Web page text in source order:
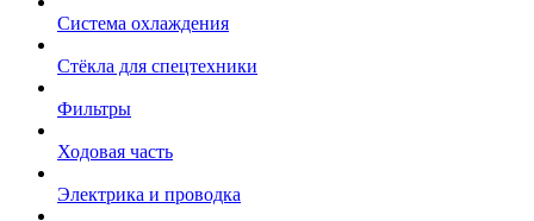
Система охлаждения
Стёкла для спецтехники
Фильтры
Ходовая часть
Электрика и проводка